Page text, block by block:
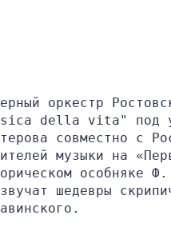
оркестр
della vita" под
совместно с
музыки на
особняке
шедевры